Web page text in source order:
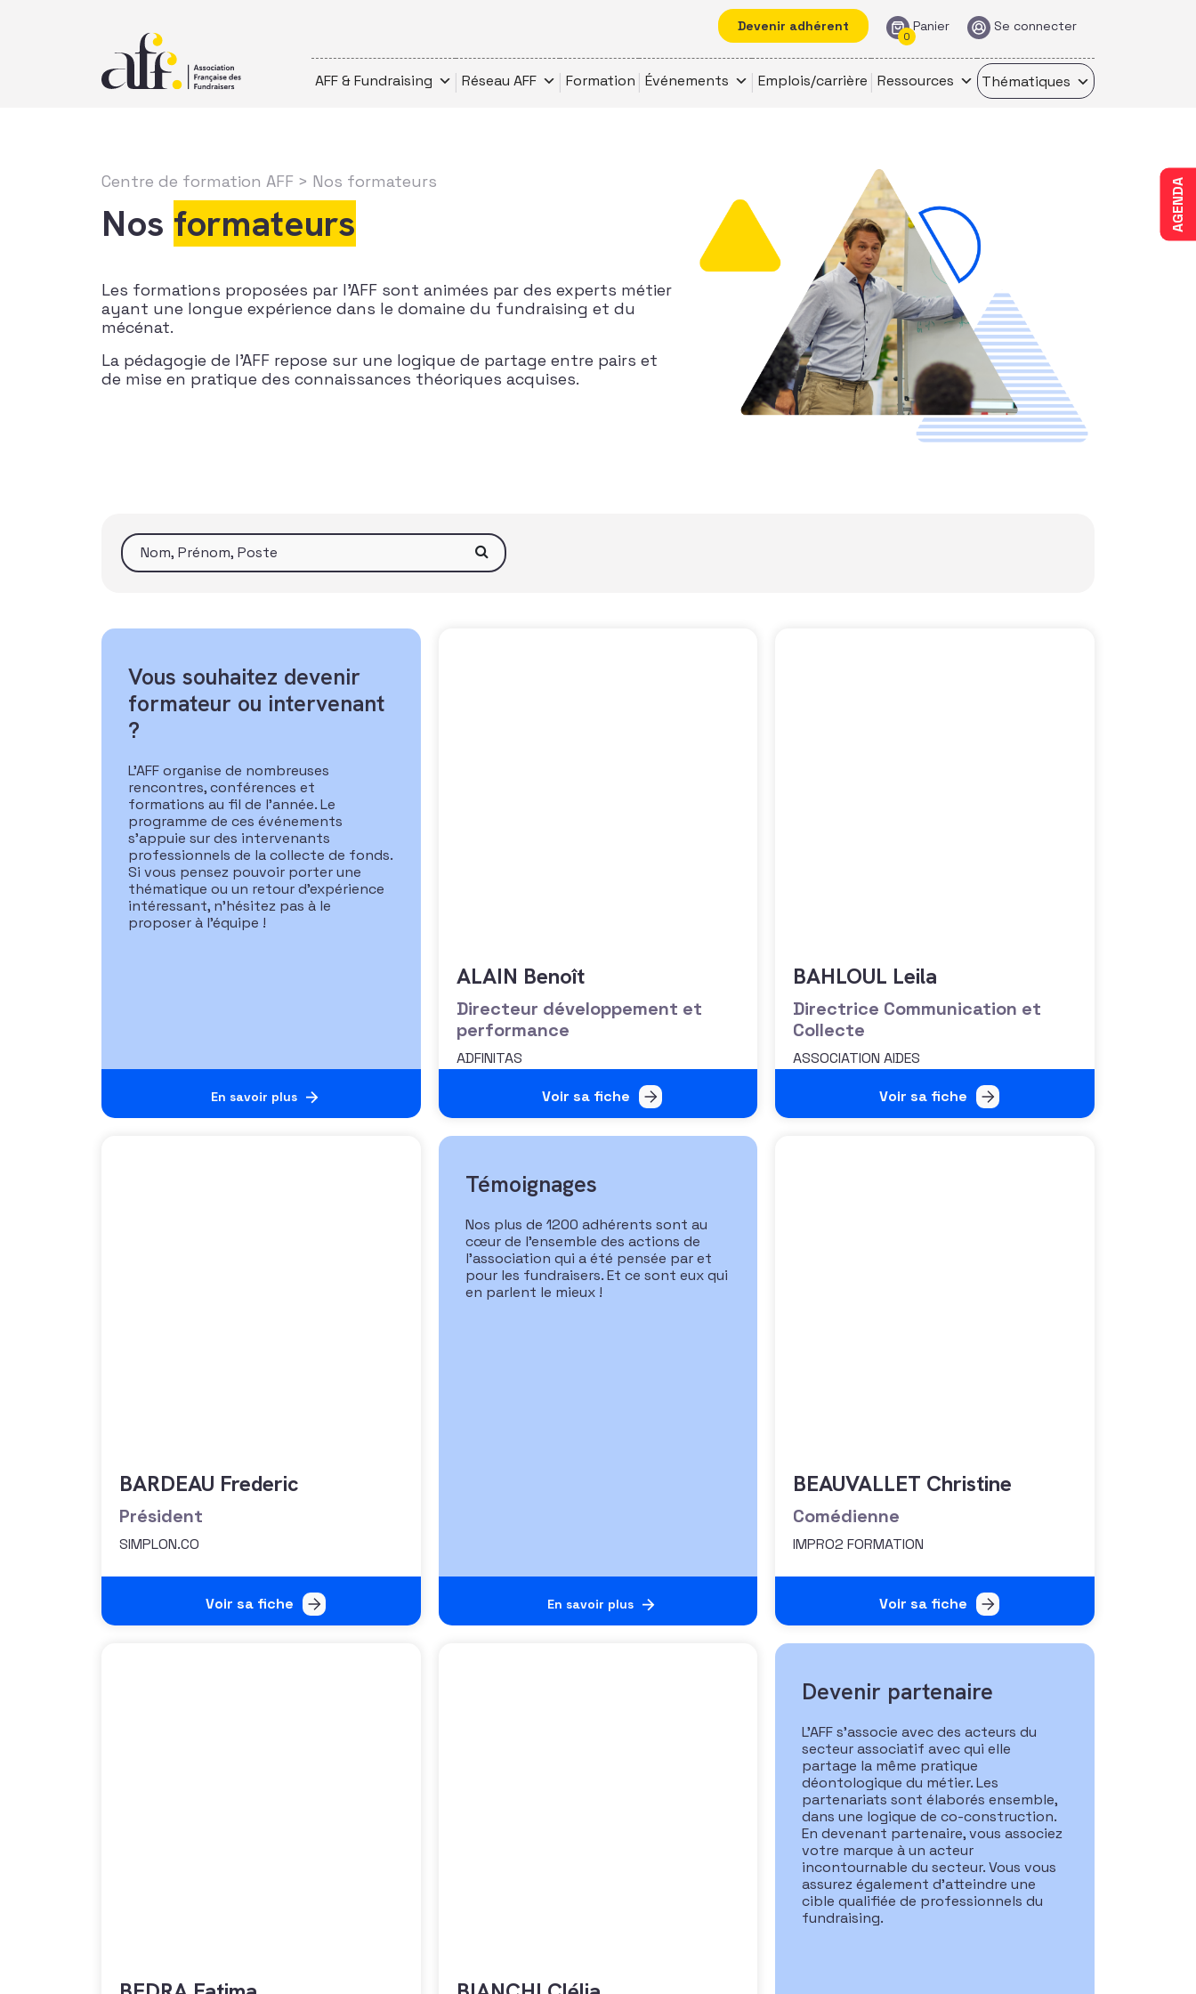
Devenir adhérent Panier
0
Se connecter
AFF & Fundraising Réseau AFF Formation Événements Emplois/carrière Ressources Thématiques
AGENDA
Centre de formation AFF > Nos formateurs
Nos formateurs
Les formations proposées par l’AFF sont animées par des experts métier
ayant une longue expérience dans le domaine du fundraising et du
mécénat.
La pédagogie de l’AFF repose sur une logique de partage entre pairs et
de mise en pratique des connaissances théoriques acquises.
Vous souhaitez devenir
formateur ou intervenant
?
L’AFF organise de nombreuses
rencontres, conférences et
formations au fil de l’année. Le
programme de ces événements
s’appuie sur des intervenants
professionnels de la collecte de fonds.
Si vous pensez pouvoir porter une
thématique ou un retour d’expérience
intéressant, n’hésitez pas à le
proposer à l’équipe !
En savoir plus
Témoignages
Nos plus de 1200 adhérents sont au
cœur de l’ensemble des actions de
l’association qui a été pensée par et
pour les fundraisers. Et ce sont eux qui
en parlent le mieux !
En savoir plus
Devenir partenaire
L’AFF s’associe avec des acteurs du
secteur associatif avec qui elle
partage la même pratique
déontologique du métier. Les
partenariats sont élaborés ensemble,
dans une logique de co-construction.
En devenant partenaire, vous associez
votre marque à un acteur
incontournable du secteur. Vous vous
assurez également d’atteindre une
cible qualifiée de professionnels du
fundraising.
ALAIN Benoît
Directeur développement et
performance
ADFINITAS
Voir sa fiche
BAHLOUL Leila
Directrice Communication et
Collecte
ASSOCIATION AIDES
Voir sa fiche
BARDEAU Frederic
Président
SIMPLON.CO
Voir sa fiche
BEAUVALLET Christine
Comédienne
IMPRO2 FORMATION
Voir sa fiche